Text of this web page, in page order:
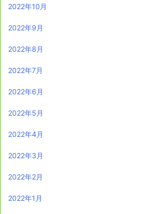
2022年10月
2022年9月
2022年8月
2022年7月
2022年6月
2022年5月
2022年4月
2022年3月
2022年2月
2022年1月